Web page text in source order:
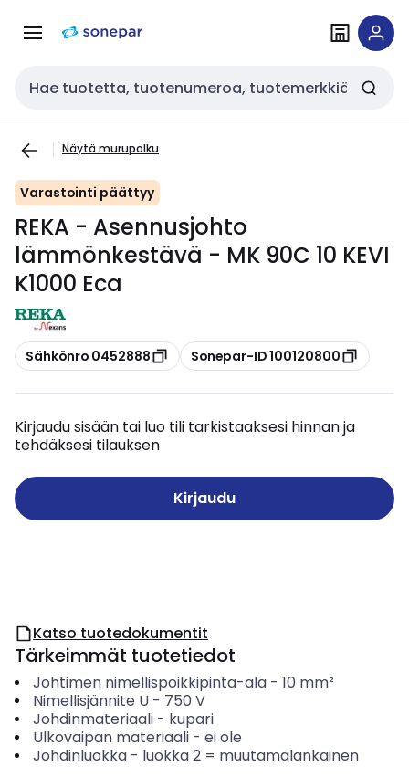
navigointiinsisältöön
Haku
Näytä murupolku
Varastointi päättyy
REKA - Asennusjohto
lämmönkestävä - MK 90C 10 KEVI
K1000 Eca
Kopioi
Sähkönro 0452888 Kopioi
Sonepar-ID 100120800
Kirjaudu sisään tai luo tili tarkistaaksesi hinnan ja
tehdäksesi tilauksen
Kirjaudu
Katso tuotedokumentit
Tärkeimmät tuotetiedot
Johtimen nimellispoikkipinta-ala- 10 mm²
Nimellisjännite U- 750 V
Johdinmateriaali- kupari
Ulkovaipan materiaali- ei ole
Johdinluokka- luokka 2 = muutamalankainen